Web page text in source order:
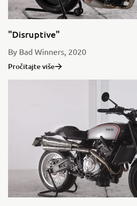
"Disruptive"
By Bad Winners, 2020
Pročitajte više